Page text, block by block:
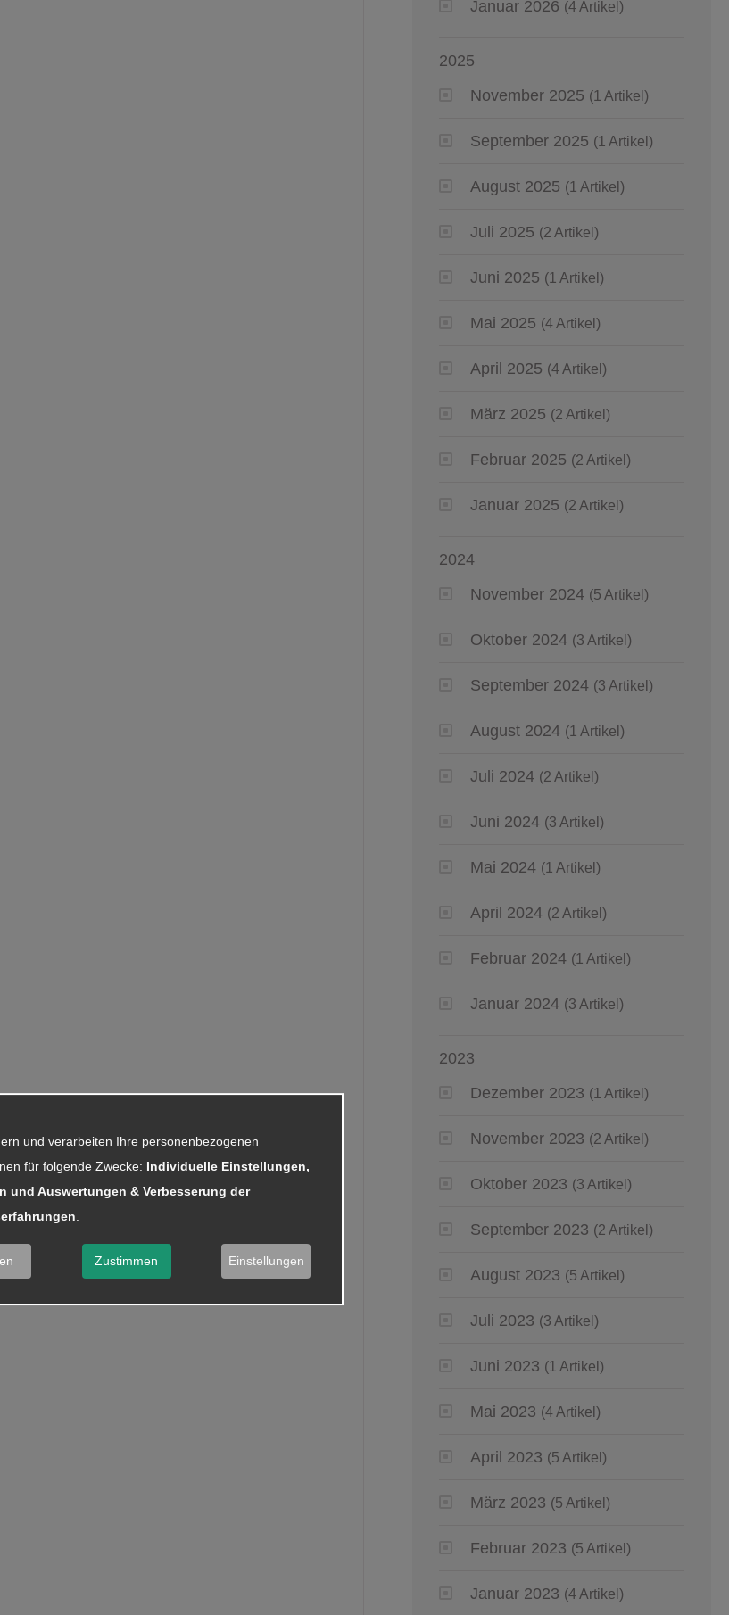
Januar 2026 (4 Artikel)
2025
November 2025 (1 Artikel)
September 2025 (1 Artikel)
August 2025 (1 Artikel)
Juli 2025 (2 Artikel)
Juni 2025 (1 Artikel)
Mai 2025 (4 Artikel)
April 2025 (4 Artikel)
März 2025 (2 Artikel)
Februar 2025 (2 Artikel)
Januar 2025 (2 Artikel)
2024
November 2024 (5 Artikel)
Oktober 2024 (3 Artikel)
September 2024 (3 Artikel)
August 2024 (1 Artikel)
Juli 2024 (2 Artikel)
Juni 2024 (3 Artikel)
Mai 2024 (1 Artikel)
April 2024 (2 Artikel)
Februar 2024 (1 Artikel)
Januar 2024 (3 Artikel)
2023
Dezember 2023 (1 Artikel)
November 2023 (2 Artikel)
Oktober 2023 (3 Artikel)
September 2023 (2 Artikel)
August 2023 (5 Artikel)
Juli 2023 (3 Artikel)
Juni 2023 (1 Artikel)
Mai 2023 (4 Artikel)
April 2023 (5 Artikel)
März 2023 (5 Artikel)
Februar 2023 (5 Artikel)
Januar 2023 (4 Artikel)
und verarbeiten Ihre personenbezogenen
für folgende Zwecke: Individuelle Einstellungen,
und Auswertungen & Verbesserung der
Zustimmen Einstellungen